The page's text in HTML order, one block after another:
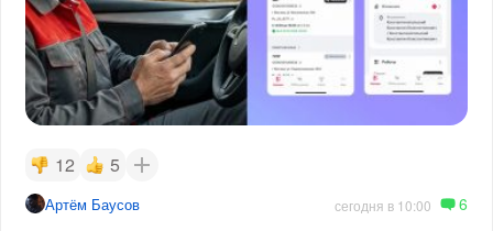
12 5
Артём Баусов сегодня в 10:00 6